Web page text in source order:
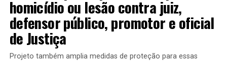
homicídio ou lesão contra juiz,
defensor público, promotor e oficial
de Justiça
Projeto também amplia medidas de proteção para essas